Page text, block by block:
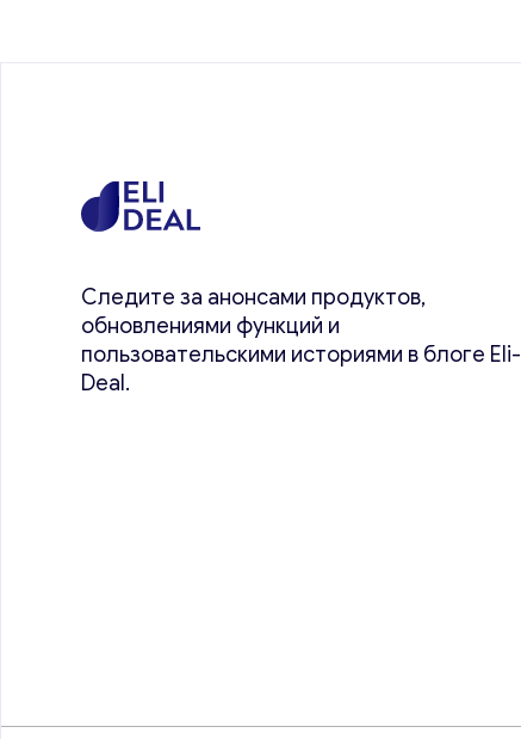
Следите за анонсами продуктов,
обновлениями функций и
пользовательскими историями в блоге Eli-
Deal.